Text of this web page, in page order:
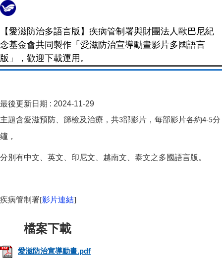
【愛滋防治多語言版】疾病管制署與財團法人歐巴尼紀
念基金會共同製作「愛滋防治宣導動畫影片多國語言
版」，歡迎下載運用。
最後更新日期 : 2024-11-29
主題含愛滋預防、篩檢及治療，共3部影片，每部影片各約4-5分
鐘，
分別有中文、英文、印尼文、越南文、泰文之多國語言版。
疾病管制署[影片連結]
愛滋防治宣導動畫.pdf